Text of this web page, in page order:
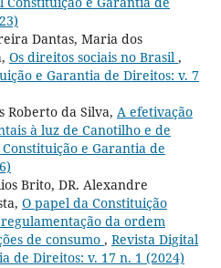
Dantas, Maria dos
Os direitos sociais no Brasil ,
e Garantia de Direitos: v. 7
Roberto da Silva, A efetivação
à luz de Canotilho e de
e Garantia de
Brito, DR. Alexandre
O papel da Constituição
da ordem
de consumo , Revista Digital
de Direitos: v. 17 n. 1 (2024)